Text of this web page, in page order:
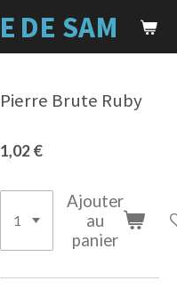
DE SAM
Pierre Brute Ruby
1,02 €
Ajouter
au
panier